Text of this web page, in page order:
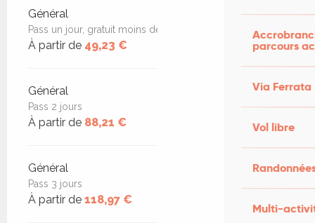
parcours
Via Ferrata
Vol libre
Multi-
Tarifs 2026
Général
Pass un jour, gratuit moins de 10 ans
À partir de 49,23 €
Général
Pass 2 jours
À partir de 88,21 €
Général
Pass 3 jours
À partir de 118,97 €